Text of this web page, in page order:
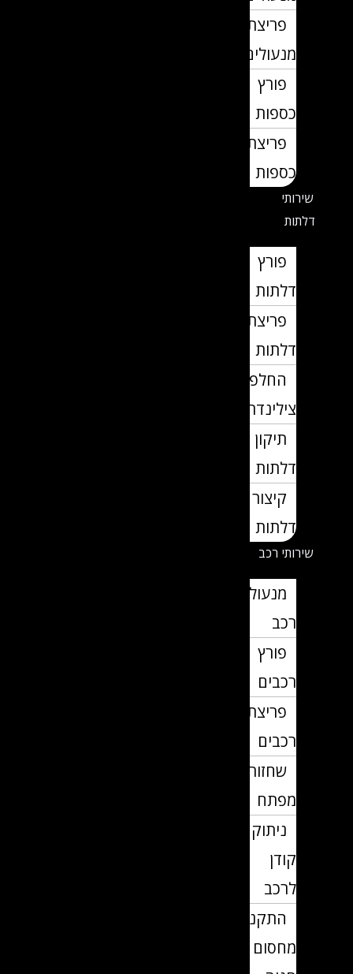
פריצת
מנעולים
פורץ
כספות
פריצת
כספות
שירותי
דלתות
פורץ
דלתות
פריצת
דלתות
החלפת
צילינדרים
תיקון
דלתות
קיצור
דלתות
שירותי רכב
מנעולן
פורץ
רכבים
פריצת
רכבים
שחזור
מפתח
ניתוק
לרכב
התקנת
מחסום